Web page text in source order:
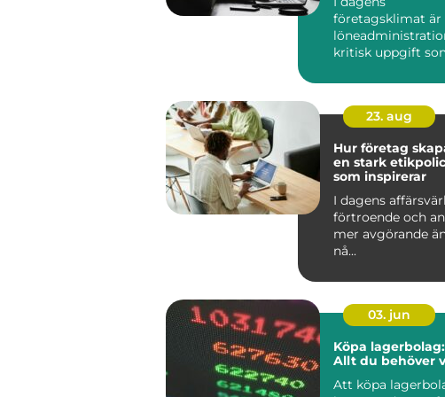
företagsklimat är
kritisk uppgift
23. aug
Hur företag
en stark
som inspirerar
I dagens
förtroende och
mer avgörande
nå...
03. jun
Köpa lagerbolag:
Allt du behöver
Att köpa